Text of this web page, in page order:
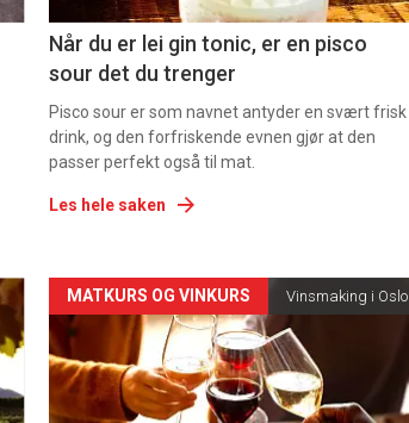
Når du er lei gin tonic, er en pisco
sour det du trenger
Pisco sour er som navnet antyder en svært frisk
drink, og den forfriskende evnen gjør at den
passer perfekt også til mat.
Les hele saken
Forsiden
akkurat
nå
MATKURS OG VINKURS Vinsmaking i Oslo